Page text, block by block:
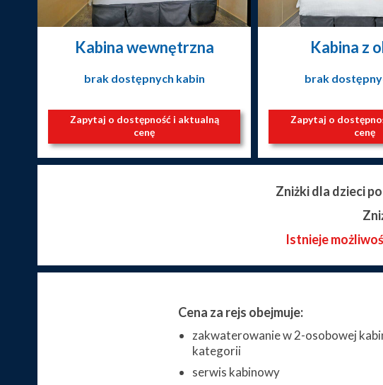
Kabina wewnętrzna
brak dostępnych kabin
Zapytaj o dostępność i aktualną
cenę
Kabina z
brak
Zapytaj o
cenę
Zniżki dla dzieci
Istnieje
Cena za rejs obejmuje:
zakwaterowanie w 2-osobowej
kategorii
serwis kabinowy